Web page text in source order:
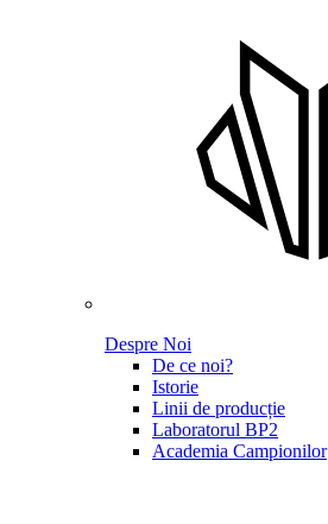
Despre Noi
De ce noi?
Istorie
Linii de producție
Laboratorul BP2
Academia Campionilor